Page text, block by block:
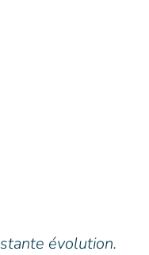
évolution.